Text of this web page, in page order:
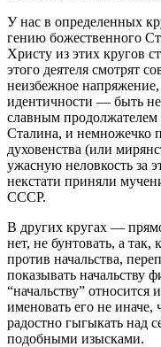
У нас в определенных
гению божественного
Христу из этих кругов
этого деятеля смотрят
неизбежное
идентичности — быть
славным
Сталина, и немножечко
духовенства (или
ужасную неловкость за
некстати приняли
СССР.
В других кругах —
нет, не бунтовать, а так,
против начальства,
показывать начальству
“начальству”
именовать его не
радостно гыгыкать над
подобными изысками.